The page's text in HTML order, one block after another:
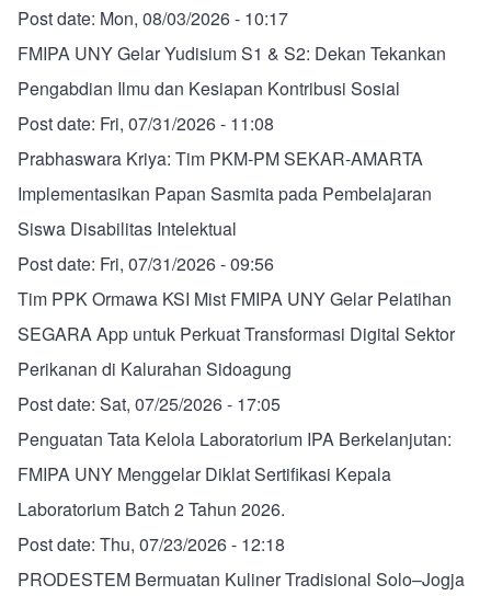
Post date: Mon, 08/03/2026 - 10:17
FMIPA UNY Gelar Yudisium S1 & S2: Dekan Tekankan
Pengabdian Ilmu dan Kesiapan Kontribusi Sosial
Post date: Fri, 07/31/2026 - 11:08
Prabhaswara Kriya: Tim PKM-PM SEKAR-AMARTA
Implementasikan Papan Sasmita pada Pembelajaran
Siswa Disabilitas Intelektual
Post date: Fri, 07/31/2026 - 09:56
Tim PPK Ormawa KSI Mist FMIPA UNY Gelar Pelatihan
SEGARA App untuk Perkuat Transformasi Digital Sektor
Perikanan di Kalurahan Sidoagung
Post date: Sat, 07/25/2026 - 17:05
Penguatan Tata Kelola Laboratorium IPA Berkelanjutan:
FMIPA UNY Menggelar Diklat Sertifikasi Kepala
Laboratorium Batch 2 Tahun 2026.
Post date: Thu, 07/23/2026 - 12:18
PRODESTEM Bermuatan Kuliner Tradisional Solo–Jogja